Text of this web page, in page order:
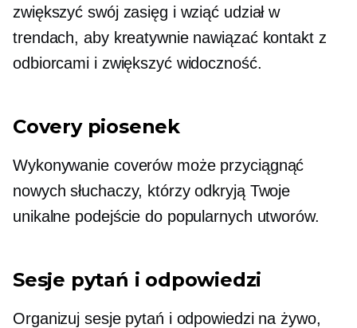
zwiększyć swój zasięg i wziąć udział w
trendach, aby kreatywnie nawiązać kontakt z
odbiorcami i zwiększyć widoczność.
Covery piosenek
Wykonywanie coverów może przyciągnąć
nowych słuchaczy, którzy odkryją Twoje
unikalne podejście do popularnych utworów.
Sesje pytań i odpowiedzi
Organizuj sesje pytań i odpowiedzi na żywo,